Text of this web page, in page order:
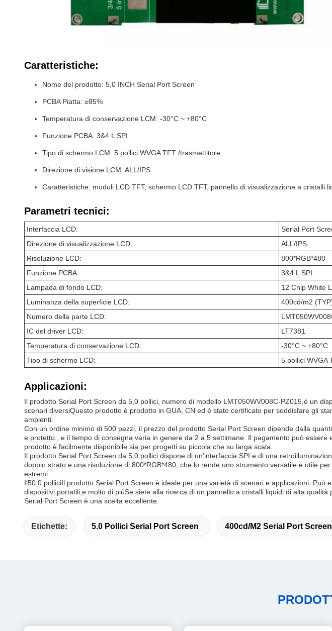
Caratteristiche:
Nome del prodotto: 5,0 INCH Serial Port Screen
PCBA Piatta: ≥85%
Temperatura di conservazione LCM: -30°C ~ +80°C
Funzione PCBA: 3&4 L SPI
Tipo di schermo LCM: 5 pollici WVGA TFT /trasmettitore
Direzione di visione LCM: ALL/IPS
Caratteristiche: moduli LCD TFT, schermo LCD TFT, pannello di visualizzazione a cristalli
Parametri tecnici:
Interfaccia LCD:
Serial Port
Direzione di visualizzazione LCD:
ALL/IPS
Risoluzione LCD:
800*RGB*480
Funzione PCBA:
3&4 L SPI
Lampada di fondo LCD:
12 Chip White
Luminanza della superficie LCD:
400cd/m2
Numero della parte LCD:
IC del driver LCD:
LT7381
Temperatura di conservazione LCD:
-30°C ~ +80°C
Tipo di schermo LCD:
5 pollici WVGA
Applicazioni:
Il prodotto Serial Port Screen da 5,0 pollici, numero di modello LMT050WV008C-PZ015,è un
scenari diversiQuesto prodotto è prodotto in GUA, CN ed è stato certificato per soddisfare gli
ambienti.
Con un ordine minimo di 500 pezzi, il prezzo del prodotto Serial Port Screen dipende dalla
e protetto., e il tempo di consegna varia in genere da 2 a 5 settimane. Il pagamento può
prodotto è facilmente disponibile sia per progetti su piccola che su larga scala.
Il prodotto Serial Port Screen da 5,0 pollici dispone di un'interfaccia SPI e di una
doppio strato e una risoluzione di 800*RGB*480, che lo rende uno strumento versatile e utile
estremi.
Il50,0 polliciIl prodotto Serial Port Screen è ideale per una varietà di scenari e applicazioni.
dispositivi portatili,e molto di piùSe siete alla ricerca di un pannello a cristalli liquidi di alta
Serial Port Screen è una scelta eccellente.
Etichette: 5.0 Pollici Serial Port Screen 400cd/m2 Serial Port Screen